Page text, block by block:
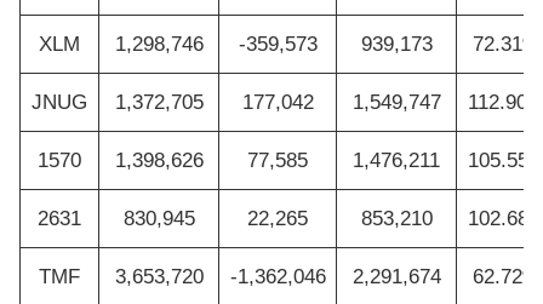
XLM 1,298,746 -359,573 939,173 72.31%
JNUG 1,372,705 177,042 1,549,747
1570 1,398,626 77,585 1,476,211
2631 830,945 22,265 853,210
TMF 3,653,720 -1,362,046 2,291,674 62.72%